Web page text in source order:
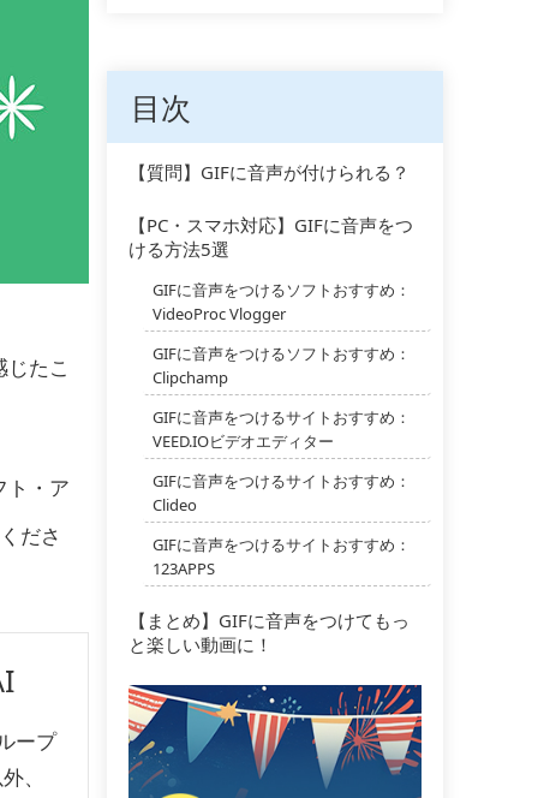
たこ
ト・ア
ださ
ープ
、
目次
【質問】GIFに音声が付けられる？
【PC・スマホ対応】GIFに音声をつ
ける方法5選
GIFに音声をつけるソフトおすすめ：
VideoProc Vlogger
GIFに音声をつけるソフトおすすめ：
Clipchamp
GIFに音声をつけるサイトおすすめ：
VEED.IOビデオエディター
GIFに音声をつけるサイトおすすめ：
Clideo
GIFに音声をつけるサイトおすすめ：
123APPS
【まとめ】GIFに音声をつけてもっ
と楽しい動画に！